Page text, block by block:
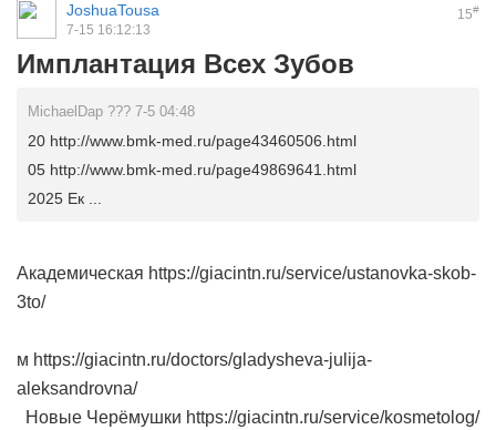
15#
JoshuaTousa
7-15 16:12:13
Имплантация Всех Зубов
MichaelDap ??? 7-5 04:48
20 http://www.bmk-med.ru/page43460506.html
05 http://www.bmk-med.ru/page49869641.html
2025 Ек ...
Академическая https://giacintn.ru/service/ustanovka-skob-
3to/
м https://giacintn.ru/doctors/gladysheva-julija-
aleksandrovna/
Новые Черёмушки https://giacintn.ru/service/kosmetolog/